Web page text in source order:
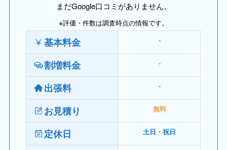
まだGoogle口コミがありません。
※評価・件数は調査時点の情報です。
基本料金 ‐
割増料金 ‐
出張料 ‐
お見積り 無料
定休日 土日・祝日